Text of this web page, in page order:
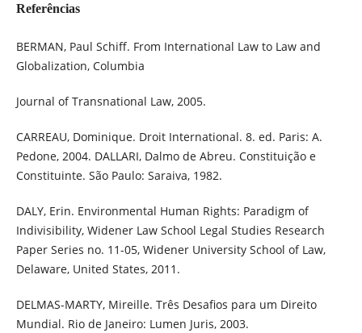
Referências
BERMAN, Paul Schiff. From International Law to Law and
Globalization, Columbia
Journal of Transnational Law, 2005.
CARREAU, Dominique. Droit International. 8. ed. Paris: A.
Pedone, 2004. DALLARI, Dalmo de Abreu. Constituição e
Constituinte. São Paulo: Saraiva, 1982.
DALY, Erin. Environmental Human Rights: Paradigm of
Indivisibility, Widener Law School Legal Studies Research
Paper Series no. 11-05, Widener University School of Law,
Delaware, United States, 2011.
DELMAS-MARTY, Mireille. Três Desafios para um Direito
Mundial. Rio de Janeiro: Lumen Juris, 2003.